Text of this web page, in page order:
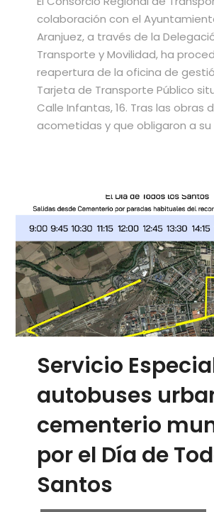
colaboración con el
Aranjuez, a través de la
Transporte y Movilidad, ha
reapertura de la oficina de
Tarjeta de Transporte Público
Calle Infantas, 16. Tras las obras
acometidas y que obligaron a su
Servicio
autobuses
cementerio
por el Día de
Santos